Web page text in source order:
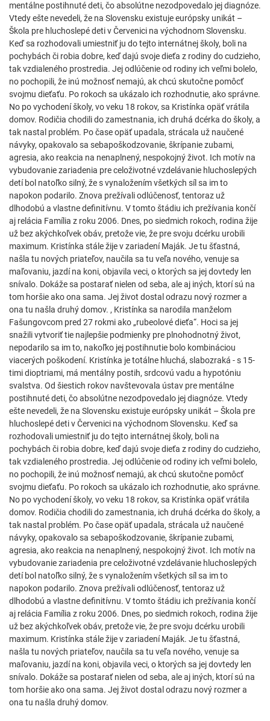
mentálne postihnuté deti, čo absolútne nezodpovedalo jej diagnóze.
Vtedy ešte nevedeli, že na Slovensku existuje európsky unikát –
Škola pre hluchoslepé deti v Červenici na východnom Slovensku.
Keď sa rozhodovali umiestniť ju do tejto internátnej školy, boli na
pochybách či robia dobre, keď dajú svoje dieťa z rodiny do cudzieho,
tak vzdialeného prostredia. Jej odlúčenie od rodiny ich veľmi bolelo,
no pochopili, že inú možnosť nemajú, ak chcú skutočne pomôcť
svojmu dieťaťu. Po rokoch sa ukázalo ich rozhodnutie, ako správne.
No po vychodení školy, vo veku 18 rokov, sa Kristínka opäť vrátila
domov. Rodičia chodili do zamestnania, ich druhá dcérka do školy, a
tak nastal problém. Po čase opäť upadala, strácala už naučené
návyky, opakovalo sa sebapoškodzovanie, škrípanie zubami,
agresia, ako reakcia na nenaplnený, nespokojný život. Ich motív na
vybudovanie zariadenia pre celoživotné vzdelávanie hluchoslepých
detí bol natoľko silný, že s vynaložením všetkých síl sa im to
napokon podarilo. Znova prežívali odlúčenosť, tentoraz už
dlhodobú a vlastne definitívnu. V tomto štádiu ich prežívania končí
aj relácia Família z roku 2006. Dnes, po siedmich rokoch, rodina žije
už bez akýchkoľvek obáv, pretože vie, že pre svoju dcérku urobili
maximum. Kristínka stále žije v zariadení Maják. Je tu šťastná,
našla tu nových priateľov, naučila sa tu veľa nového, venuje sa
maľovaniu, jazdí na koni, objavila veci, o ktorých sa jej dovtedy len
snívalo. Dokáže sa postarať nielen od seba, ale aj iných, ktorí sú na
tom horšie ako ona sama. Jej život dostal odrazu nový rozmer a
ona tu našla druhý domov. , Kristínka sa narodila manželom
Fašungovcom pred 27 rokmi ako „rubeolové dieťa“. Hoci sa jej
snažili vytvoriť tie najlepšie podmienky pre plnohodnotný život,
nepodarilo sa im to, nakoľko jej postihnutie bolo kombináciou
viacerých poškodení. Kristínka je totálne hluchá, slabozraká - s 15-
timi dioptriami, má mentálny postih, srdcovú vadu a hypotóniu
svalstva. Od šiestich rokov navštevovala ústav pre mentálne
postihnuté deti, čo absolútne nezodpovedalo jej diagnóze. Vtedy
ešte nevedeli, že na Slovensku existuje európsky unikát – Škola pre
hluchoslepé deti v Červenici na východnom Slovensku. Keď sa
rozhodovali umiestniť ju do tejto internátnej školy, boli na
pochybách či robia dobre, keď dajú svoje dieťa z rodiny do cudzieho,
tak vzdialeného prostredia. Jej odlúčenie od rodiny ich veľmi bolelo,
no pochopili, že inú možnosť nemajú, ak chcú skutočne pomôcť
svojmu dieťaťu. Po rokoch sa ukázalo ich rozhodnutie, ako správne.
No po vychodení školy, vo veku 18 rokov, sa Kristínka opäť vrátila
domov. Rodičia chodili do zamestnania, ich druhá dcérka do školy, a
tak nastal problém. Po čase opäť upadala, strácala už naučené
návyky, opakovalo sa sebapoškodzovanie, škrípanie zubami,
agresia, ako reakcia na nenaplnený, nespokojný život. Ich motív na
vybudovanie zariadenia pre celoživotné vzdelávanie hluchoslepých
detí bol natoľko silný, že s vynaložením všetkých síl sa im to
napokon podarilo. Znova prežívali odlúčenosť, tentoraz už
dlhodobú a vlastne definitívnu. V tomto štádiu ich prežívania končí
aj relácia Família z roku 2006. Dnes, po siedmich rokoch, rodina žije
už bez akýchkoľvek obáv, pretože vie, že pre svoju dcérku urobili
maximum. Kristínka stále žije v zariadení Maják. Je tu šťastná,
našla tu nových priateľov, naučila sa tu veľa nového, venuje sa
maľovaniu, jazdí na koni, objavila veci, o ktorých sa jej dovtedy len
snívalo. Dokáže sa postarať nielen od seba, ale aj iných, ktorí sú na
tom horšie ako ona sama. Jej život dostal odrazu nový rozmer a
ona tu našla druhý domov.